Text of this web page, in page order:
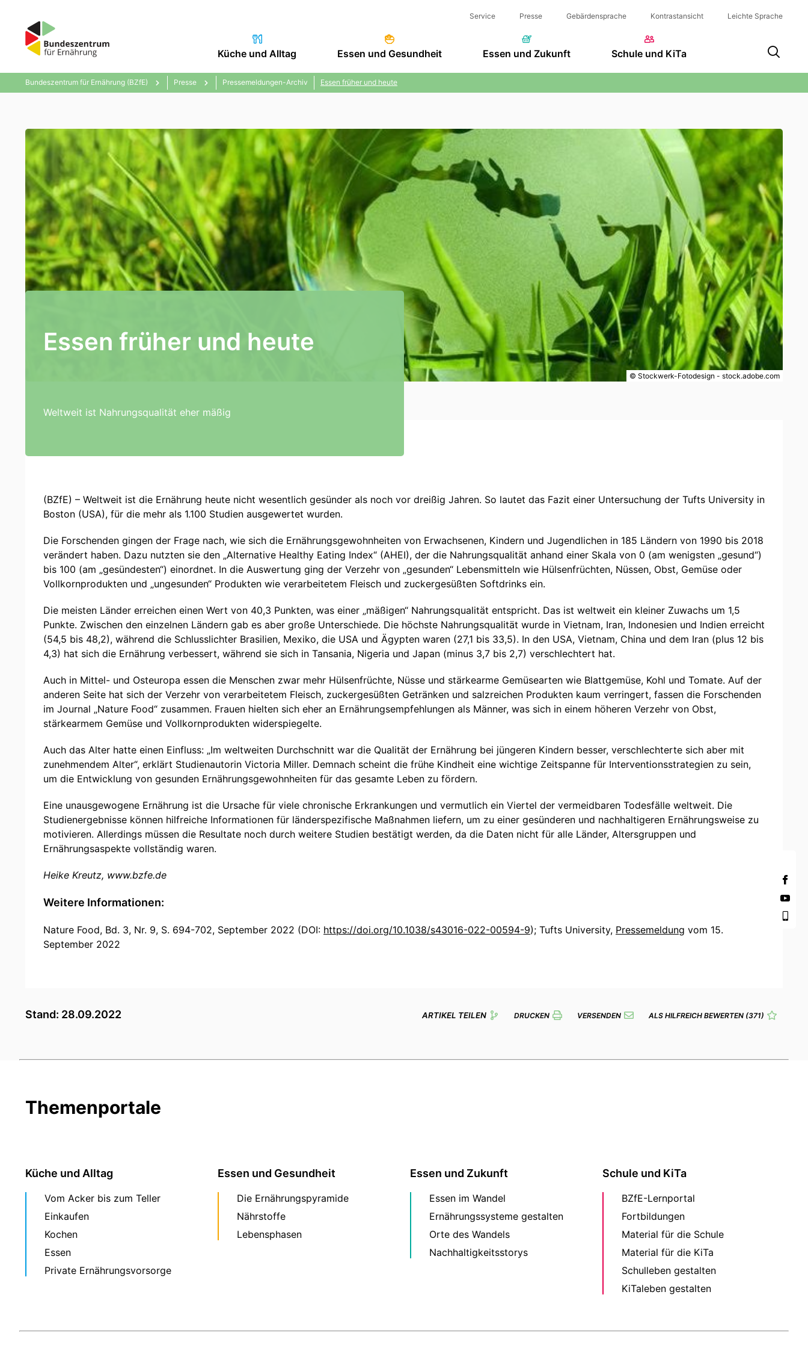
Service Presse Gebärdensprache Kontrastansicht Leichte Sprache
Küche und Alltag Essen und Gesundheit Essen und Zukunft Schule und KiTa
Bundeszentrum für Ernährung (BZfE) Presse Pressemeldungen-Archiv Essen früher und heute
Essen früher und heute
Weltweit ist Nahrungsqualität eher mäßig
© Stockwerk-Fotodesign - stock.adobe.com
(BZfE) – Weltweit ist die Ernährung heute nicht wesentlich gesünder als noch vor dreißig Jahren. So lautet das Fazit einer Untersuchung der Tufts University in
Boston (USA), für die mehr als 1.100 Studien ausgewertet wurden.
Die Forschenden gingen der Frage nach, wie sich die Ernährungsgewohnheiten von Erwachsenen, Kindern und Jugendlichen in 185 Ländern von 1990 bis 2018
verändert haben. Dazu nutzten sie den „Alternative Healthy Eating Index“ (AHEI), der die Nahrungsqualität anhand einer Skala von 0 (am wenigsten „gesund“)
bis 100 (am „gesündesten“) einordnet. In die Auswertung ging der Verzehr von „gesunden“ Lebensmitteln wie Hülsenfrüchten, Nüssen, Obst, Gemüse oder
Vollkornprodukten und „ungesunden“ Produkten wie verarbeitetem Fleisch und zuckergesüßten Softdrinks ein.
Die meisten Länder erreichen einen Wert von 40,3 Punkten, was einer „mäßigen“ Nahrungsqualität entspricht. Das ist weltweit ein kleiner Zuwachs um 1,5
Punkte. Zwischen den einzelnen Ländern gab es aber große Unterschiede. Die höchste Nahrungsqualität wurde in Vietnam, Iran, Indonesien und Indien erreicht
(54,5 bis 48,2), während die Schlusslichter Brasilien, Mexiko, die USA und Ägypten waren (27,1 bis 33,5). In den USA, Vietnam, China und dem Iran (plus 12 bis
4,3) hat sich die Ernährung verbessert, während sie sich in Tansania, Nigeria und Japan (minus 3,7 bis 2,7) verschlechtert hat.
Auch in Mittel- und Osteuropa essen die Menschen zwar mehr Hülsenfrüchte, Nüsse und stärkearme Gemüsearten wie Blattgemüse, Kohl und Tomate. Auf der
anderen Seite hat sich der Verzehr von verarbeitetem Fleisch, zuckergesüßten Getränken und salzreichen Produkten kaum verringert, fassen die Forschenden
im Journal „Nature Food“ zusammen. Frauen hielten sich eher an Ernährungsempfehlungen als Männer, was sich in einem höheren Verzehr von Obst,
stärkearmem Gemüse und Vollkornprodukten widerspiegelte.
Auch das Alter hatte einen Einfluss: „Im weltweiten Durchschnitt war die Qualität der Ernährung bei jüngeren Kindern besser, verschlechterte sich aber mit
zunehmendem Alter“, erklärt Studienautorin Victoria Miller. Demnach scheint die frühe Kindheit eine wichtige Zeitspanne für Interventionsstrategien zu sein,
um die Entwicklung von gesunden Ernährungsgewohnheiten für das gesamte Leben zu fördern.
Eine unausgewogene Ernährung ist die Ursache für viele chronische Erkrankungen und vermutlich ein Viertel der vermeidbaren Todesfälle weltweit. Die
Studienergebnisse können hilfreiche Informationen für länderspezifische Maßnahmen liefern, um zu einer gesünderen und nachhaltigeren Ernährungsweise zu
motivieren. Allerdings müssen die Resultate noch durch weitere Studien bestätigt werden, da die Daten nicht für alle Länder, Altersgruppen und
Ernährungsaspekte vollständig waren.
Heike Kreutz, www.bzfe.de
Weitere Informationen:
Nature Food, Bd. 3, Nr. 9, S. 694-702, September 2022 (DOI: https://doi.org/10.1038/s43016-022-00594-9); Tufts University, Pressemeldung vom 15.
September 2022
Stand: 28.09.2022 ARTIKEL TEILEN DRUCKEN VERSENDEN ALS HILFREICH BEWERTEN (371)
Themenportale
Küche und Alltag
Vom Acker bis zum Teller
Einkaufen
Kochen
Essen
Private Ernährungsvorsorge
Essen und Gesundheit
Die Ernährungspyramide
Nährstoffe
Lebensphasen
Essen und Zukunft
Essen im Wandel
Ernährungssysteme gestalten
Orte des Wandels
Nachhaltigkeitsstorys
Schule und KiTa
BZfE-Lernportal
Fortbildungen
Material für die Schule
Material für die KiTa
Schulleben gestalten
KiTaleben gestalten